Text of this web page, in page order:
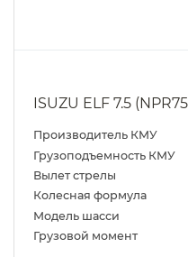
ISUZU ELF 7.5
Производитель КМУ
Грузоподъемность КМУ
Вылет стрелы
Колесная формула
Модель шасси
Грузовой момент